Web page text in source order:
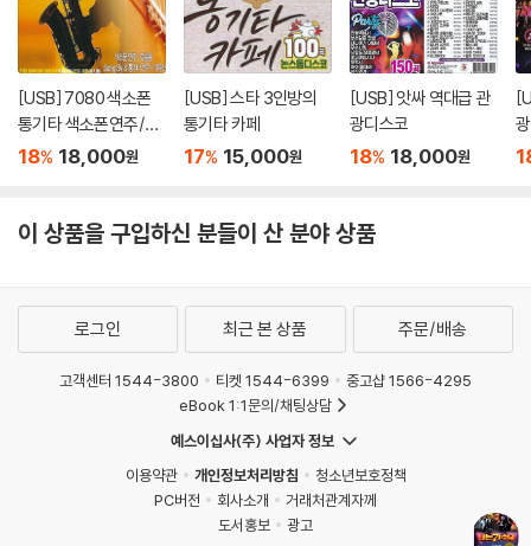
[USB] 7080 색소폰
통기타 색소폰연주/강
승용
18% 18,000원
[USB] 스타 3인방의
통기타 카페
17% 15,000원
[USB] 앗싸 역대급 관
광디스코
18% 18,000원
이 상품을 구입하신 분들이 산 분야 상품
로그인 최근 본 상품 주문/배송
고객센터 1544-3800 티켓 1544-6399
중고샵 1566-4295
eBook 1:1문의/채팅상담
예스이십사(주) 사업자 정보
이용약관
개인정보처리방침
청소년보호정책
PC버전
회사소개
거래처관계자께
도서홍보
광고